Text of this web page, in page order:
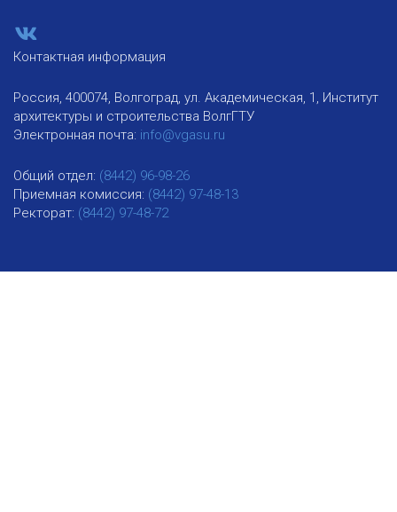
Контактная информация
Россия, 400074, Волгоград, ул. Академическая, 1, Институт
архитектуры и строительства ВолгГТУ
Электронная почта: info@vgasu.ru
Общий отдел: (8442) 96-98-26
Приемная комиссия: (8442) 97-48-13
Ректорат: (8442) 97-48-72